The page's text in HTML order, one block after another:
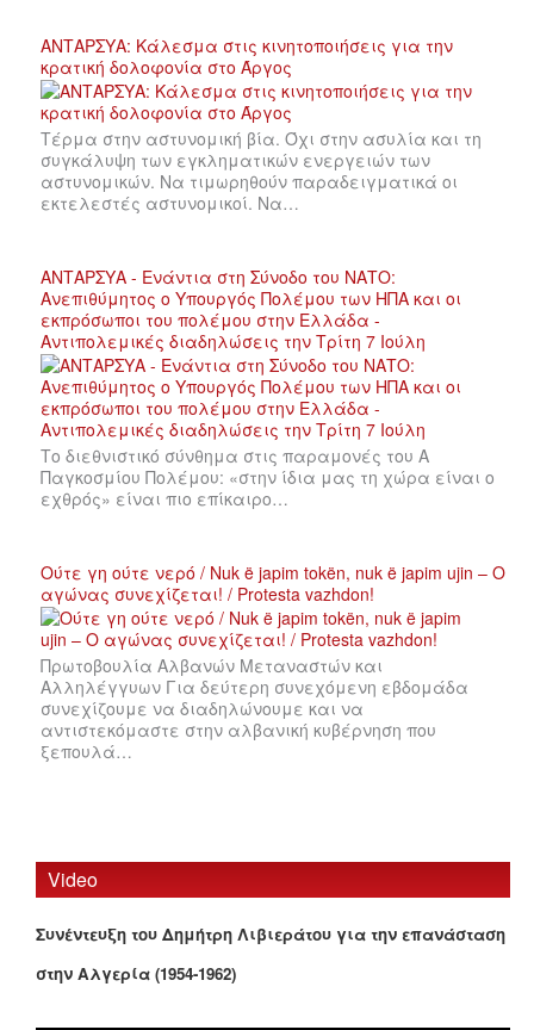
ΑΝΤΑΡΣΥΑ: Κάλεσμα στις κινητοποιήσεις για την
κρατική δολοφονία στο Άργος
Τέρμα στην αστυνομική βία. Όχι στην ασυλία και τη
συγκάλυψη των εγκληματικών ενεργειών των
αστυνομικών. Να τιμωρηθούν παραδειγματικά οι
εκτελεστές αστυνομικοί. Να…
ΑΝΤΑΡΣΥΑ - Ενάντια στη Σύνοδο του ΝΑΤΟ:
Ανεπιθύμητος ο Υπουργός Πολέμου των ΗΠΑ και οι
εκπρόσωποι του πολέμου στην Ελλάδα -
Αντιπολεμικές διαδηλώσεις την Τρίτη 7 Ιούλη
Το διεθνιστικό σύνθημα στις παραμονές του Α
Παγκοσμίου Πολέμου: «στην ίδια μας τη χώρα είναι ο
εχθρός» είναι πιο επίκαιρο…
Ούτε γη ούτε νερό / Nuk ë japim tokën, nuk ë japim ujin – Ο
αγώνας συνεχίζεται! / Protesta vazhdon!
Πρωτοβουλία Αλβανών Μεταναστών και
Αλληλέγγυων Για δεύτερη συνεχόμενη εβδομάδα
συνεχίζουμε να διαδηλώνουμε και να
αντιστεκόμαστε στην αλβανική κυβέρνηση που
ξεπουλά…
Video
Συνέντευξη του Δημήτρη Λιβιεράτου για την επανάσταση
στην Αλγερία (1954-1962)